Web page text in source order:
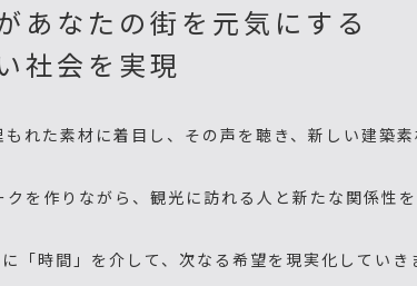
あなたの街を元気にする
社会を実現
れた素材に着目し、その声を聴き、新しい建築
を作りながら、観光に訪れる人と新たな関係性
「時間」を介して、次なる希望を現実化していき